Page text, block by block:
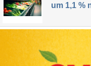
um 1,1 %